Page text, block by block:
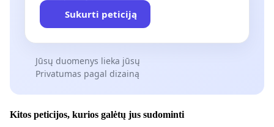
Sukurti peticiją
Jūsų duomenys lieka jūsų
Privatumas pagal dizainą
Kitos peticijos, kurios galėtų jus sudominti